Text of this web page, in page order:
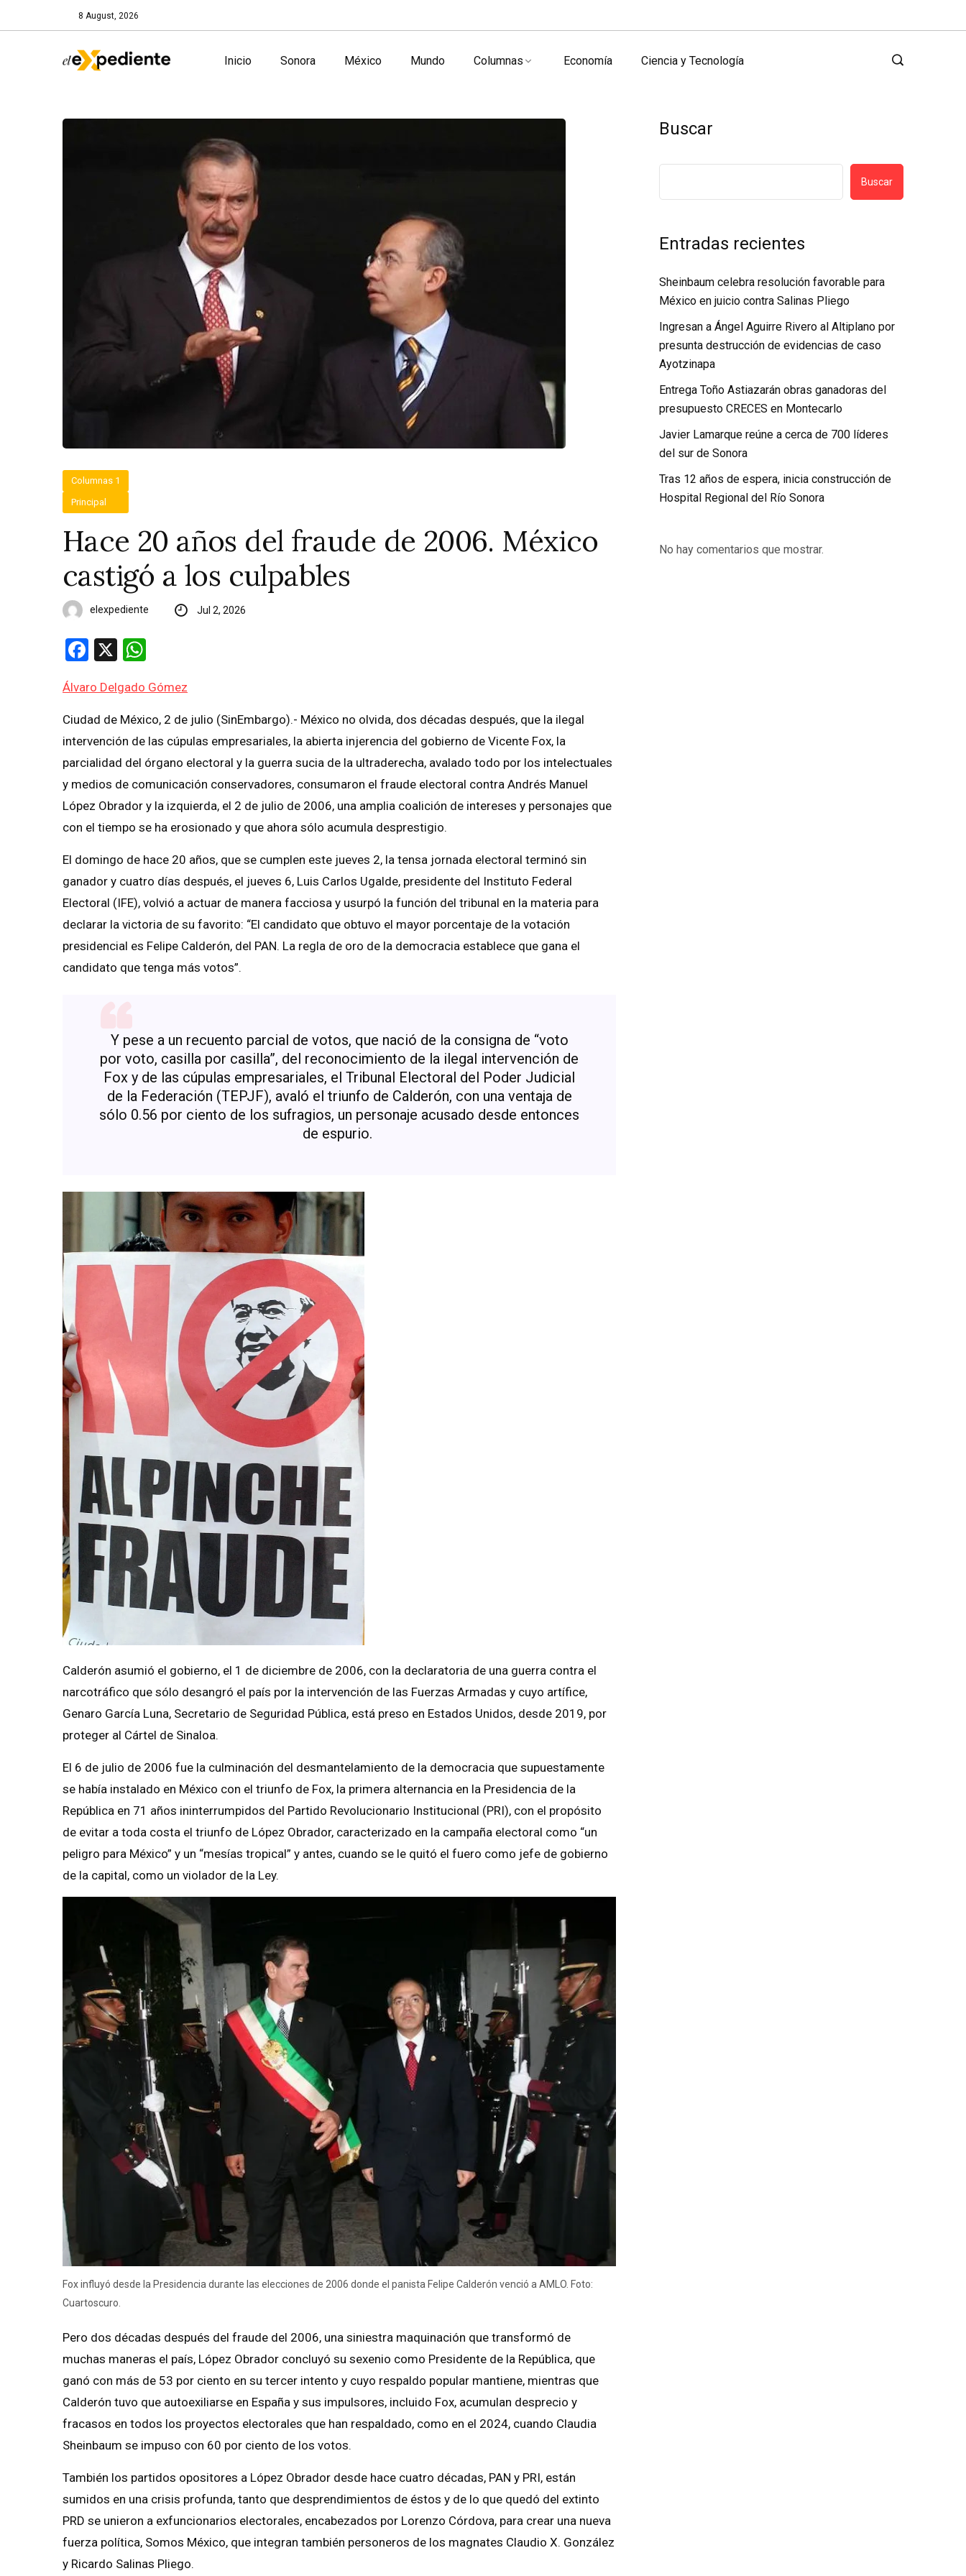
8 August, 2026
Inicio Sonora México Mundo Columnas Economía Ciencia y Tecnología
Columnas 1
Principal
Hace 20 años del fraude de 2006. México
castigó a los culpables
elexpediente Jul 2, 2026
Facebook
X
Álvaro Delgado Gómez
Ciudad de México, 2 de julio (SinEmbargo).- México no olvida, dos décadas después, que la ilegal
intervención de las cúpulas empresariales, la abierta injerencia del gobierno de Vicente Fox, la
parcialidad del órgano electoral y la guerra sucia de la ultraderecha, avalado todo por los intelectuales
y medios de comunicación conservadores, consumaron el fraude electoral contra Andrés Manuel
López Obrador y la izquierda, el 2 de julio de 2006, una amplia coalición de intereses y personajes que
con el tiempo se ha erosionado y que ahora sólo acumula desprestigio.
El domingo de hace 20 años, que se cumplen este jueves 2, la tensa jornada electoral terminó sin
ganador y cuatro días después, el jueves 6, Luis Carlos Ugalde, presidente del Instituto Federal
Electoral (IFE), volvió a actuar de manera facciosa y usurpó la función del tribunal en la materia para
declarar la victoria de su favorito: “El candidato que obtuvo el mayor porcentaje de la votación
presidencial es Felipe Calderón, del PAN. La regla de oro de la democracia establece que gana el
candidato que tenga más votos”.
Y pese a un recuento parcial de votos, que nació de la consigna de “voto
por voto, casilla por casilla”, del reconocimiento de la ilegal intervención de
Fox y de las cúpulas empresariales, el Tribunal Electoral del Poder Judicial
de la Federación (TEPJF), avaló el triunfo de Calderón, con una ventaja de
sólo 0.56 por ciento de los sufragios, un personaje acusado desde entonces
de espurio.
Calderón asumió el gobierno, el 1 de diciembre de 2006, con la declaratoria de una guerra contra el
narcotráfico que sólo desangró el país por la intervención de las Fuerzas Armadas y cuyo artífice,
Genaro García Luna, Secretario de Seguridad Pública, está preso en Estados Unidos, desde 2019, por
proteger al Cártel de Sinaloa.
El 6 de julio de 2006 fue la culminación del desmantelamiento de la democracia que supuestamente
se había instalado en México con el triunfo de Fox, la primera alternancia en la Presidencia de la
República en 71 años ininterrumpidos del Partido Revolucionario Institucional (PRI), con el propósito
de evitar a toda costa el triunfo de López Obrador, caracterizado en la campaña electoral como “un
peligro para México” y un “mesías tropical” y antes, cuando se le quitó el fuero como jefe de gobierno
de la capital, como un violador de la Ley.
Fox influyó desde la Presidencia durante las elecciones de 2006 donde el panista Felipe Calderón venció a AMLO. Foto:
Cuartoscuro.
Pero dos décadas después del fraude del 2006, una siniestra maquinación que transformó de
muchas maneras el país, López Obrador concluyó su sexenio como Presidente de la República, que
ganó con más de 53 por ciento en su tercer intento y cuyo respaldo popular mantiene, mientras que
Calderón tuvo que autoexiliarse en España y sus impulsores, incluido Fox, acumulan desprecio y
fracasos en todos los proyectos electorales que han respaldado, como en el 2024, cuando Claudia
Sheinbaum se impuso con 60 por ciento de los votos.
También los partidos opositores a López Obrador desde hace cuatro décadas, PAN y PRI, están
sumidos en una crisis profunda, tanto que desprendimientos de éstos y de lo que quedó del extinto
PRD se unieron a exfuncionarios electorales, encabezados por Lorenzo Córdova, para crear una nueva
fuerza política, Somos México, que integran también personeros de los magnates Claudio X. González
y Ricardo Salinas Pliego.
Buscar
Buscar
Entradas recientes
Sheinbaum celebra resolución favorable para
México en juicio contra Salinas Pliego
Ingresan a Ángel Aguirre Rivero al Altiplano por
presunta destrucción de evidencias de caso
Ayotzinapa
Entrega Toño Astiazarán obras ganadoras del
presupuesto CRECES en Montecarlo
Javier Lamarque reúne a cerca de 700 líderes
del sur de Sonora
Tras 12 años de espera, inicia construcción de
Hospital Regional del Río Sonora
No hay comentarios que mostrar.